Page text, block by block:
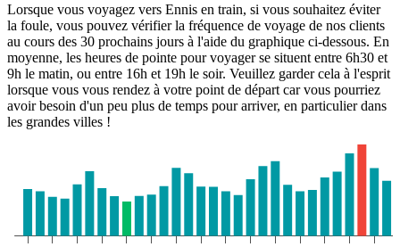
Lorsque vous voyagez vers Ennis en train, si vous souhaitez éviter
la foule, vous pouvez vérifier la fréquence de voyage de nos clients
au cours des 30 prochains jours à l'aide du graphique ci-dessous. En
moyenne, les heures de pointe pour voyager se situent entre 6h30 et
9h le matin, ou entre 16h et 19h le soir. Veuillez garder cela à l'esprit
lorsque vous vous rendez à votre point de départ car vous pourriez
avoir besoin d'un peu plus de temps pour arriver, en particulier dans
les grandes villes !